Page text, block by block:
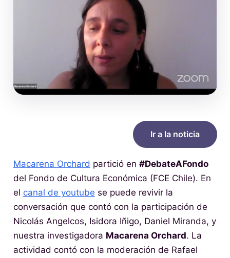
Ir a la noticia
Macarena Orchard partició en #DebateAFondo
del Fondo de Cultura Económica (FCE Chile). En
el canal de youtube se puede revivir la
conversación que contó con la participación de
Nicolás Angelcos, Isidora Iñigo, Daniel Miranda, y
nuestra investigadora Macarena Orchard. La
actividad contó con la moderación de Rafael